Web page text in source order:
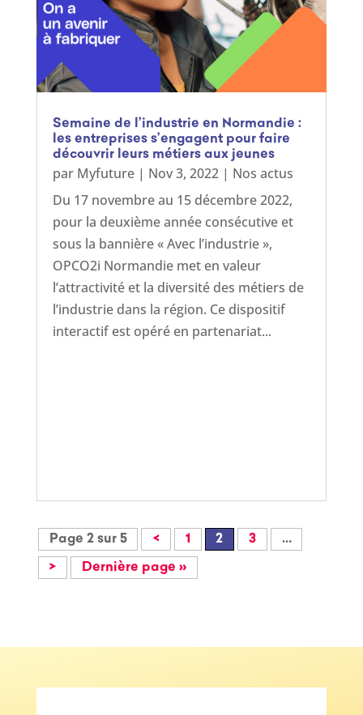
Semaine de l’industrie en Normandie :
les entreprises s’engagent pour faire
découvrir leurs métiers aux jeunes
par Myfuture| Nov 3, 2022| Nos actus
Du 17 novembre au 15 décembre 2022,
pour la deuxième année consécutive et
sous la bannière « Avec l’industrie »,
OPCO2i Normandie met en valeur
l’attractivité et la diversité des métiers de
l’industrie dans la région. Ce dispositif
interactif est opéré en partenariat...
Page 2 sur 5 < 1 2 3 …
> Dernière page »